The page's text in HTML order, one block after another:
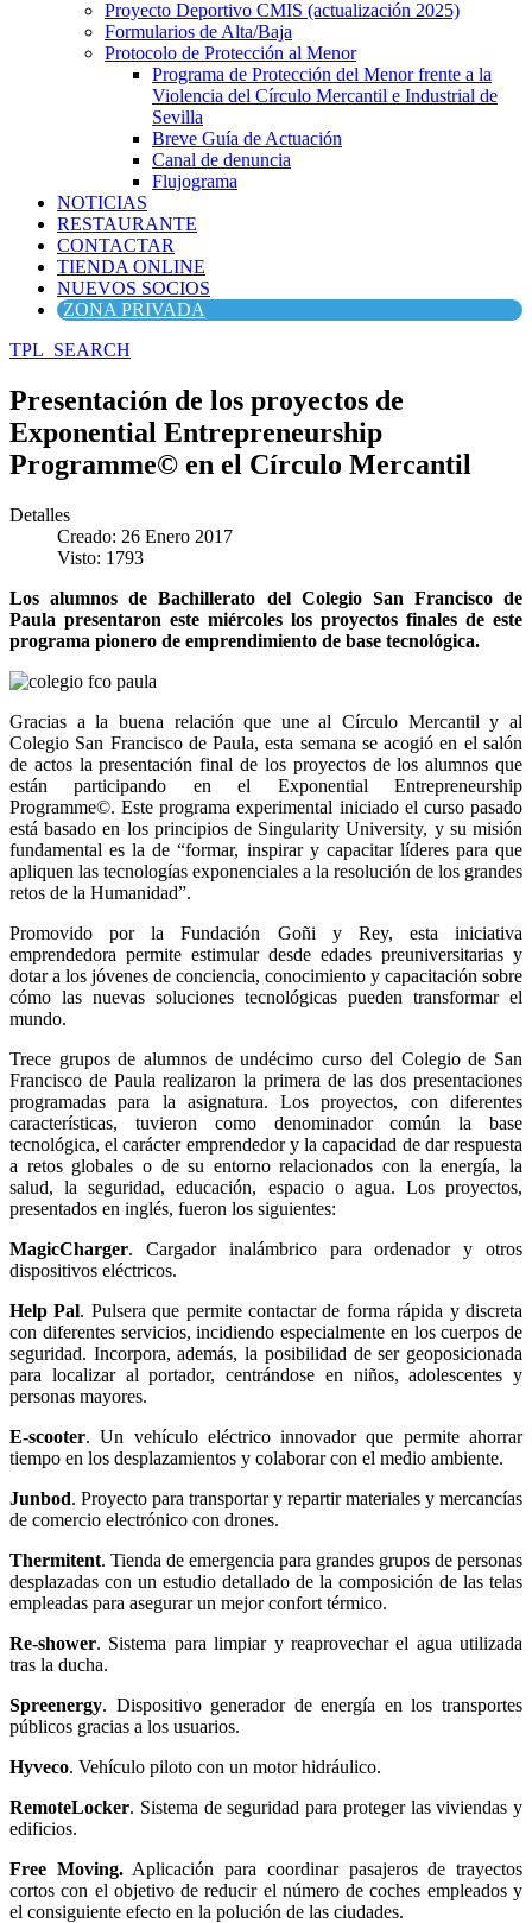
Proyecto Deportivo CMIS (actualización 2025)
Formularios de Alta/Baja
Protocolo de Protección al Menor
Programa de Protección del Menor frente a la
Violencia del Círculo Mercantil e Industrial de
Sevilla
Breve Guía de Actuación
Canal de denuncia
Flujograma
NOTICIAS
RESTAURANTE
CONTACTAR
TIENDA ONLINE
NUEVOS SOCIOS
ZONA PRIVADA
TPL_SEARCH
Presentación de los proyectos de
Exponential Entrepreneurship
Programme© en el Círculo Mercantil
Detalles
Creado: 26 Enero 2017
Visto: 1793
Los alumnos de Bachillerato del Colegio San Francisco de
Paula presentaron este miércoles los proyectos finales de este
programa pionero de emprendimiento de base tecnológica.
Gracias a la buena relación que une al Círculo Mercantil y al
Colegio San Francisco de Paula, esta semana se acogió en el salón
de actos la presentación final de los proyectos de los alumnos que
están participando en el Exponential Entrepreneurship
Programme©. Este programa experimental iniciado el curso pasado
está basado en los principios de Singularity University, y su misión
fundamental es la de “formar, inspirar y capacitar líderes para que
apliquen las tecnologías exponenciales a la resolución de los grandes
retos de la Humanidad”.
Promovido por la Fundación Goñi y Rey, esta iniciativa
emprendedora permite estimular desde edades preuniversitarias y
dotar a los jóvenes de conciencia, conocimiento y capacitación sobre
cómo las nuevas soluciones tecnológicas pueden transformar el
mundo.
Trece grupos de alumnos de undécimo curso del Colegio de San
Francisco de Paula realizaron la primera de las dos presentaciones
programadas para la asignatura. Los proyectos, con diferentes
características, tuvieron como denominador común la base
tecnológica, el carácter emprendedor y la capacidad de dar respuesta
a retos globales o de su entorno relacionados con la energía, la
salud, la seguridad, educación, espacio o agua. Los proyectos,
presentados en inglés, fueron los siguientes:
MagicCharger. Cargador inalámbrico para ordenador y otros
dispositivos eléctricos.
Help Pal. Pulsera que permite contactar de forma rápida y discreta
con diferentes servicios, incidiendo especialmente en los cuerpos de
seguridad. Incorpora, además, la posibilidad de ser geoposicionada
para localizar al portador, centrándose en niños, adolescentes y
personas mayores.
E-scooter. Un vehículo eléctrico innovador que permite ahorrar
tiempo en los desplazamientos y colaborar con el medio ambiente.
Junbod. Proyecto para transportar y repartir materiales y mercancías
de comercio electrónico con drones.
Thermitent. Tienda de emergencia para grandes grupos de personas
desplazadas con un estudio detallado de la composición de las telas
empleadas para asegurar un mejor confort térmico.
Re-shower. Sistema para limpiar y reaprovechar el agua utilizada
tras la ducha.
Spreenergy. Dispositivo generador de energía en los transportes
públicos gracias a los usuarios.
Hyveco. Vehículo piloto con un motor hidráulico.
RemoteLocker. Sistema de seguridad para proteger las viviendas y
edificios.
Free Moving.Aplicación para coordinar pasajeros de trayectos
cortos con el objetivo de reducir el número de coches empleados y
el consiguiente efecto en la polución de las ciudades.